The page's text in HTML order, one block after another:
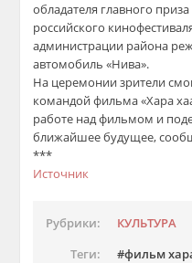
обладателя главного
российского
администрации района
автомобиль «Нива».
На церемонии зрители
командой фильма «Хара
работе над фильмом и
ближайшее будущее,
***
Источник
Рубрики: КУЛЬТУРА
Теги:
фильм